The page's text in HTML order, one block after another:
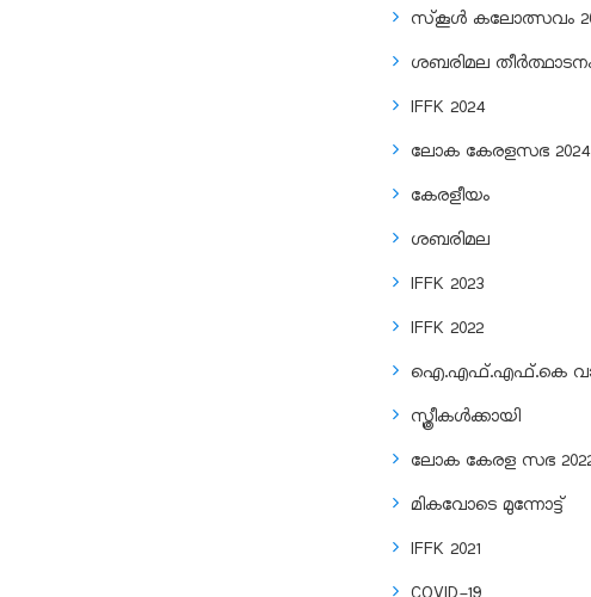
സ്‌കൂൾ കലോത്സവം
ശബരിമല
IFFK 2024
ലോക കേരളസഭ 2024
കേരളീയം
ശബരിമല
IFFK 2023
IFFK 2022
ഐ.എഫ്.എഫ്.കെ
സ്ത്രീകൾക്കായി
ലോക കേരള സഭ
മികവോടെ മുന്നോട്ട്
IFFK 2021